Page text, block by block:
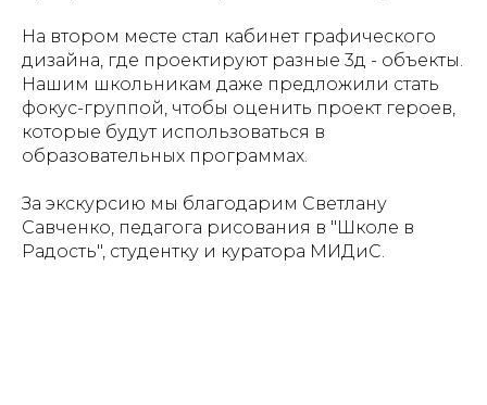
На втором месте стал кабинет графического
дизайна, где проектируют разные 3д - объекты.
Нашим школьникам даже предложили стать
фокус-группой, чтобы оценить проект героев,
которые будут использоваться в
образовательных программах.
За экскурсию мы благодарим Светлану
Савченко, педагога рисования в "Школе в
Радость", студентку и куратора МИДиС.